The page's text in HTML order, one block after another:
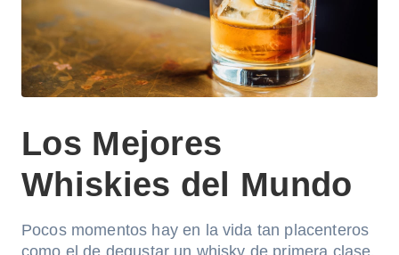
Los Mejores
Whiskies del Mundo
Pocos momentos hay en la vida tan placenteros
como el de degustar un whisky de primera clase.